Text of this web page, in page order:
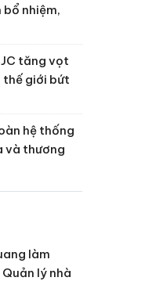
nhiệm,
tăng vọt
thế giới bứt
hệ thống
và thương
làm
lý nhà